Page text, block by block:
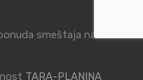
smeštaja na
TARA-PLANINA